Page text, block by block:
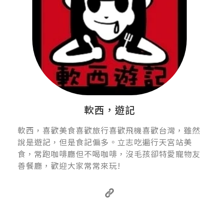
軟西，遊記
軟西，喜歡美食喜歡旅行喜歡飛機喜歡台灣，雖然
說是遊記，但是食記偏多。立志吃遍行天宮站美
食，常跑咖啡廳但不喝咖啡，沒毛孩卻特愛寵物友
善餐廳，歡迎大家常常來玩!